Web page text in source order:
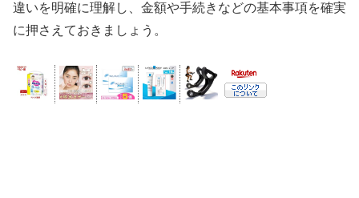
違いを明確に理解し、金額や手続きなどの基本事項を確実
に押さえておきましょう。